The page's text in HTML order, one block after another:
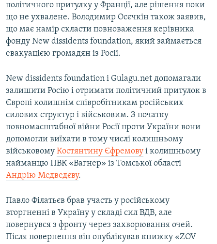
політичного притулку у Франції, але рішення поки
що не ухвалене. Володимир Осєчкін також заявив,
що має намір скласти повноваження керівника
фонду New dissidents foundation, який займається
евакуацією громадян із Росії.
New dissidents foundation і Gulagu.net допомагали
залишити Росію і отримати політичний притулок в
Європі колишнім співробітникам російських
силових структур і військовим. З початку
повномасштабної війни Росії проти України вони
допомогли виїхати в тому числі колишньому
військовому Костянтину Єфремову і колишньому
найманцю ПВК «Вагнер» із Томської області
Андрію Медведєву.
Павло Філатьєв брав участь у російському
вторгненні в Україну у складі сил ВДВ, але
повернувся з фронту через захворювання очей.
Після повернення він опублікував книжку «ZOV